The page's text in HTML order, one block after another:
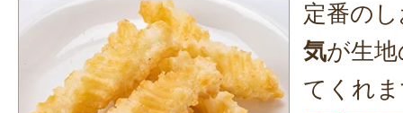
定番の
気が生
てくれ